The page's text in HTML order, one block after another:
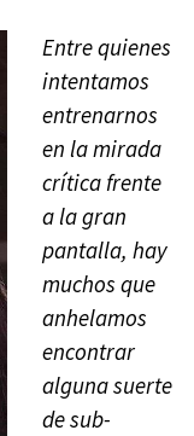
Entre quienes
intentamos
entrenarnos
en la mirada
crítica frente
a la gran
pantalla, hay
muchos que
anhelamos
encontrar
alguna suerte
de sub-